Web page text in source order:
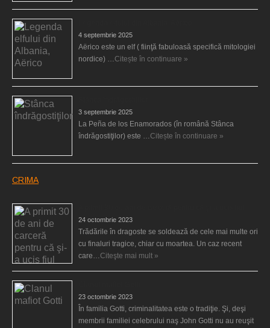
4 septembrie 2025
Aërico este un elf ( fiinţă fabuloasă specifică mitologiei
nordice) …Citește în continuare »
3 septembrie 2025
La Peña de los Enamorados (în română Stânca
îndrăgostiţilor) este …Citește în continuare »
CRIMA
24 octombrie 2023
Trădările în dragoste se soldează de cele mai multe ori
cu finaluri tragice, chiar cu moartea. Un caz recent
care…Citeşte mai mult »
23 octombrie 2023
În familia Gotti, criminalitatea este o tradiţie. Şi, deşi
membrii familiei celebrului naş John Gotti nu au reuşit